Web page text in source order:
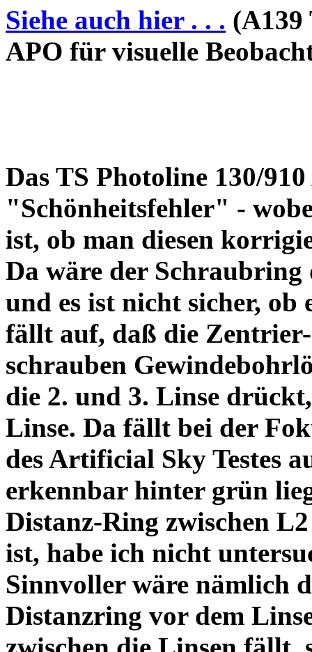
Siehe auch hier . . . (A139
APO für visuelle
Das TS Photoline 130/
"Schönheitsfehler" -
ist, ob man diesen
Da wäre der
und es ist nicht sicher,
fällt auf, daß die Zentrier-
schrauben
die 2. und 3. Linse
Linse. Da fällt bei der
des Artificial Sky Testes
erkennbar hinter grün
Distanz-Ring zwischen
ist, habe ich nicht
Sinnvoller wäre nämlich
Distanzring vor dem